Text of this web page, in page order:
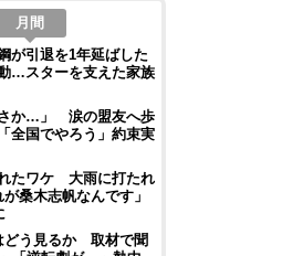
月間
が引退を1年延ばした
…スターを支えた家族
か…」 涙の盟友へ歩
全国でやろう」約束実
たワケ 大雨に打たれ
桑木志帆なんです」
どう見るか 取材で聞